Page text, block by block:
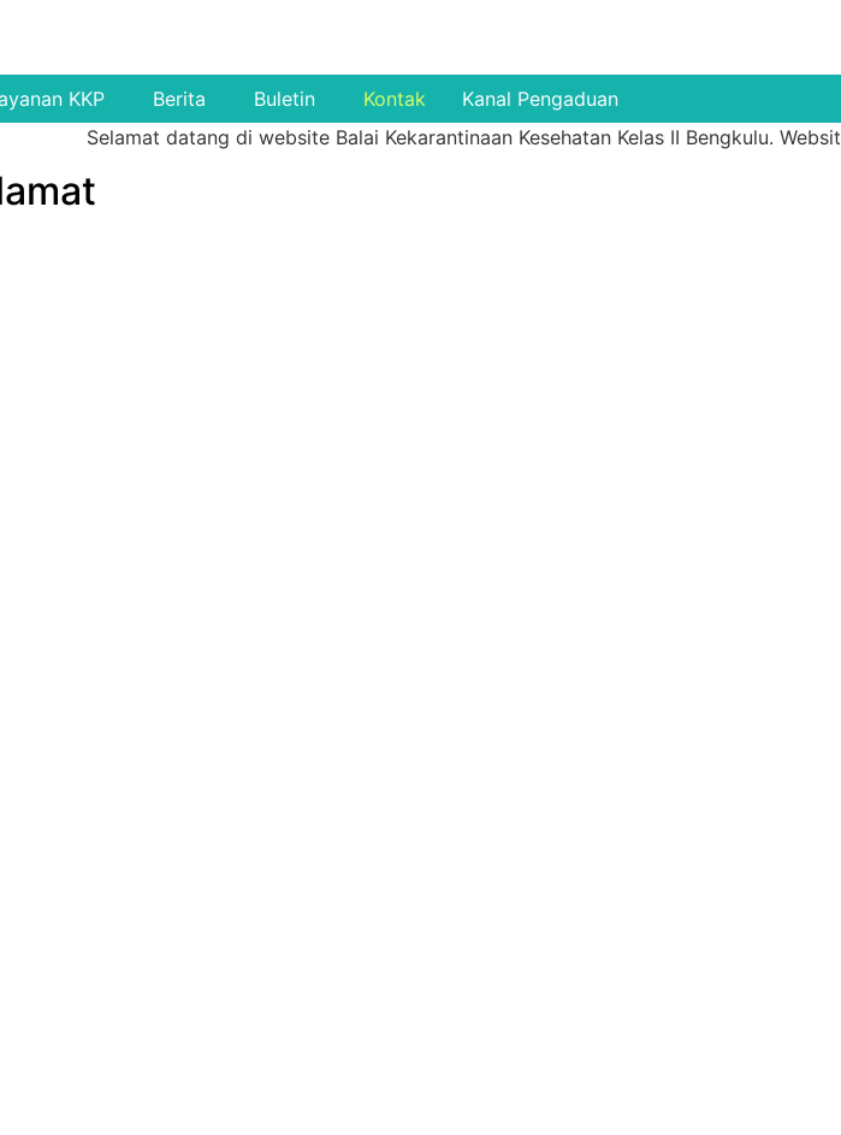
KKP Berita Buletin Kontak
Kanal Pengaduan
Selamat datang di website Balai Kekarantinaan Kesehatan Kelas II Bengkulu.